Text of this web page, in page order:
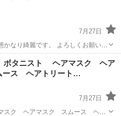
7月27日
なり綺麗です。 よろしくお願いい
その他
ボタニスト ヘアマスク ヘア
ース ヘアトリート…
7月27日
スク ヘアマスク スムース ヘア